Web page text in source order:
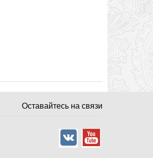
Оставайтесь на связи